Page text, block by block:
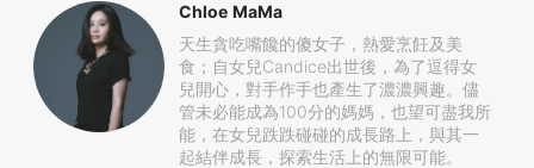
Chloe MaMa
天生貪吃嘴饞的傻女子，熱愛烹飪及美
食；自女兒Candice出世後，為了逗得女
兒開心，對手作手也產生了濃濃興趣。儘
管未必能成為100分的媽媽，也望可盡我所
能，在女兒跌跌碰碰的成長路上，與其一
起結伴成長，探索生活上的無限可能。